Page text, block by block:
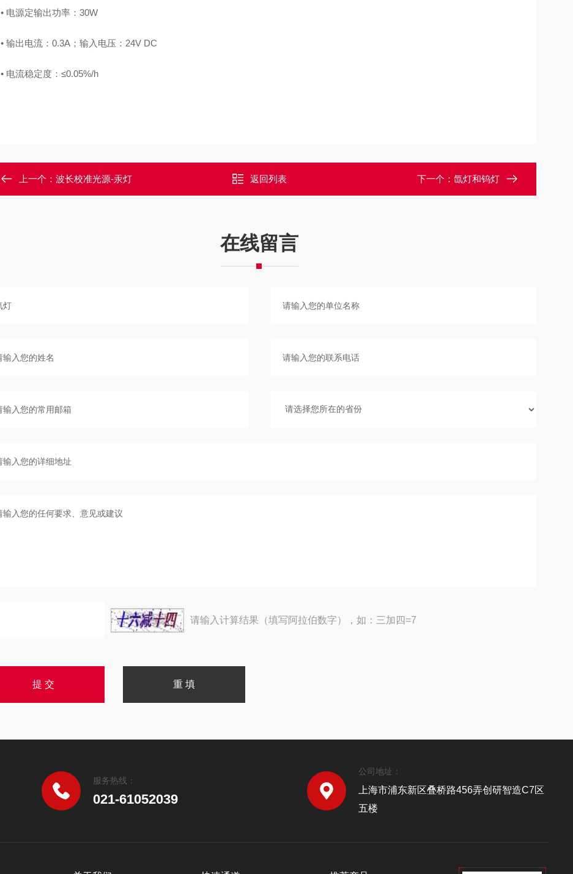
• 电源定输出功率：30W
• 输出电流：0.3A；输入电压：24V DC
• 电流稳定度：≤0.05%/h
上一个： 波长校准光源-汞灯 返回列表 下一个： 氙灯和钨灯
在线留言
请输入计算结果（填写阿拉伯数字），如：三加四=7
服务热线：
021-61052039
公司地址：
上海市浦东新区叠桥路456弄创研智造C7区
五楼